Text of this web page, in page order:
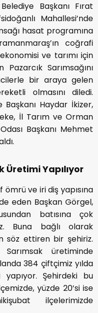
Başkanı Fırat
Mahallesi’nde
hasat programına
coğrafi
ve tarımı için
Sarımsağını
bir araya gelen
olmasını diledi.
Başkanı Haydar İkizer,
İl Tarım ve Orman
Başkanı Mehmet
Üretimi Yapılıyor
ömrü ve iri diş yapısına
eden Başkan Görgel,
batısına çok
Buna bağlı olarak
söz ettiren bir şehiriz.
Sarımsak üretiminde
384 çiftçimiz yılda
Şehirdeki bu
yüzde 20’si ise
ilçelerimizde